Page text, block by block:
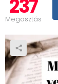
237
Megosztás